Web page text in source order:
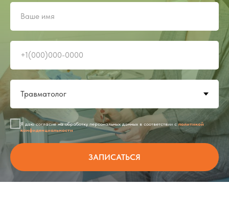
Я даю согласие на обработку персональных данных в соответствии сполитикой
конфиденциальности
ЗАПИСАТЬСЯ